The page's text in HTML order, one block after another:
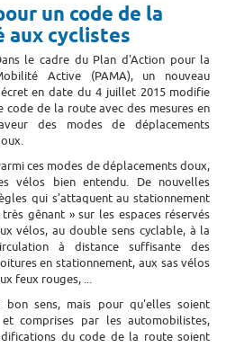
un code de la
aux cyclistes
le cadre du Plan d'Action pour la
Active (PAMA), un nouveau
en date du 4 juillet 2015 modifie
code de la route avec des mesures en
des modes de déplacements
ces modes de déplacements doux,
vélos bien entendu. De nouvelles
qui s'attaquent au stationnement
très gênant » sur les espaces réservés
vélos, au double sens cyclable, à la
à distance suffisante des
en stationnement, aux sas vélos
feux rouges, ...
sens, mais pour qu'elles soient
comprises par les automobilistes,
du code de la route soient